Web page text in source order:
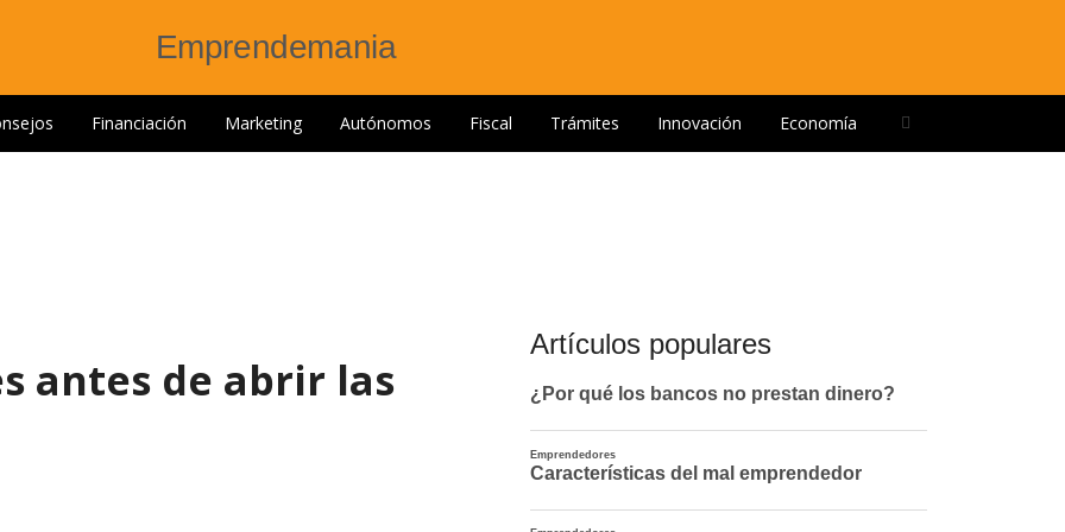
Financiación Marketing Autónomos Fiscal Trámites Innovación Economía
antes de abrir las
Artículos populares